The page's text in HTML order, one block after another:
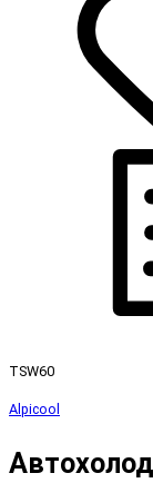
TSW60
Alpicool